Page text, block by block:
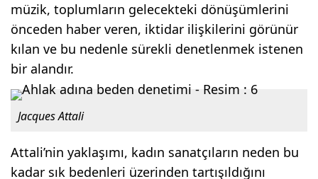
müzik, toplumların gelecekteki dönüşümlerini
önceden haber veren, iktidar ilişkilerini görünür
kılan ve bu nedenle sürekli denetlenmek istenen
bir alandır.
Jacques Attali
Attali’nin yaklaşımı, kadın sanatçıların neden bu
kadar sık bedenleri üzerinden tartışıldığını